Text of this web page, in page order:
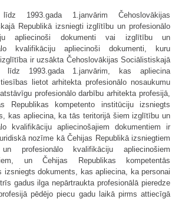
1993.gada 1.janvārim Čehoslovākijas
Repub­likā izsniegti izglītību un profesionālo
apliecinoši dokumenti vai izglītību un
kvalifikāciju apliecinoši dokumenti, kuru
ir uzsākta Čehoslovākijas Sociālistiskajā
līdz 1993.gada 1.janvārim, kas apliecina
lietot arhitekta profesionālo nosaukumu
profesionālo darbību arhitekta profesijā,
Republikas kompetento institūciju izsniegts
kas apliecina, ka tās teritorijā šiem izglītību un
kvalifikāciju apliecinošajiem dokumentiem ir
nozīme kā Čehijas Republikā izsniegtiem
profesionālo kvalifikāciju apliecinošiem
un Čehijas Republikas kompetentās
izsniegts dokuments, kas apliecina, ka personai
gadus ilga nepārtraukta profesionālā pieredze
pēdējo piecu gadu laikā pirms attiecīgā